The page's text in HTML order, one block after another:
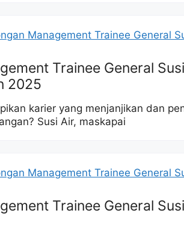
Trainee General
2025
karier yang menjanjikan dan
Susi Air, maskapai
Trainee General